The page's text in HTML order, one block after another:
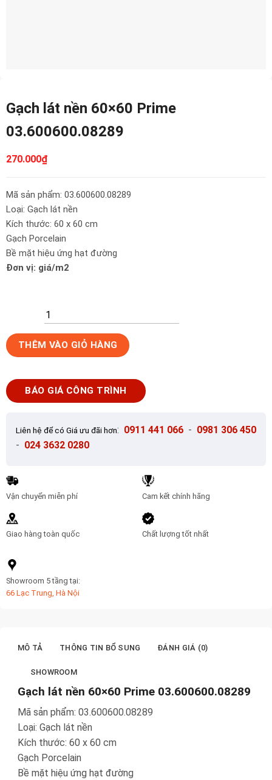
Gạch lát nền 60×60 Prime
03.600600.08289
270.000₫
Mã sản phẩm: 03.600600.08289
Loại: Gạch lát nền
Kích thước: 60 x 60 cm
Gạch Porcelain
Bề mặt hiệu ứng hạt đường
Đơn vị: giá/m2
Gạch
lát
60x60
Prime
THÊM VÀO GIỎ HÀNG
BÁO GIÁ CÔNG TRÌNH
Liên hệ để có Giá ưu đãi hơn: 0911 441 066 - 0981 306 450
- 024 3632 0280
Vận chuyển miễn phí
Giao hàng toàn quốc
Cam kết chính hãng
Chất lượng tốt nhất
Showroom 5 tầng tại:
66 Lạc Trung, Hà Nội
MÔ TẢ THÔNG TIN BỔ SUNG ĐÁNH GIÁ (0)
SHOWROOM
Gạch lát nền 60×60 Prime 03.600600.08289
Mã sản phẩm: 03.600600.08289
Loại: Gạch lát nền
Kích thước: 60 x 60 cm
Gạch Porcelain
Bề mặt hiệu ứng hạt đường